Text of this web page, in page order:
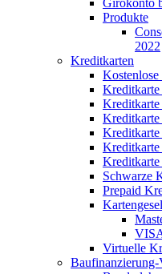
Girokonto
Produkte
2022
Kreditkarten
Kreditkarte
Kreditkarte
Kreditkarte
Kreditkarte
Schwarze
Prepaid
Virtuelle
Baufinanzierung-